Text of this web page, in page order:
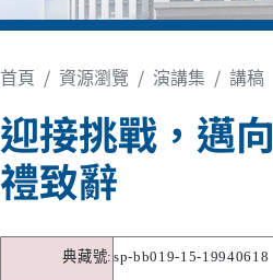
首頁 資源瀏覽 演講集 講稿
迎接挑戰，邁
禮致辭
典藏號: sp-bb019-15-19940618